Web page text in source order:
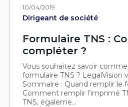
10/04/2019
Dirigeant de société
Formulaire TNS :
compléter ?
Vous souhaitez savoir
formulaire TNS ? LegalVision
Sommaire : Quand remplir le
Comment remplir l’imprimé
TNS, égaleme...